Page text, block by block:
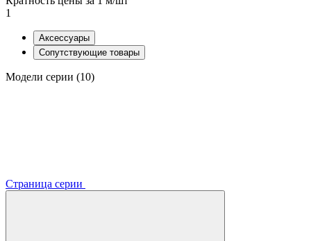
1
Аксессуары
Сопутствующие товары
Модели серии (10)
Страница серии